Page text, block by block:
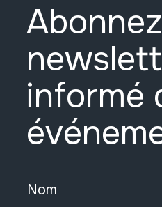
informé
Nom